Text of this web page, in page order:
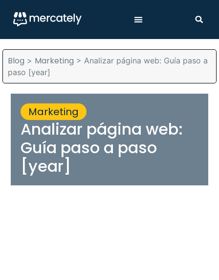
Blog > Marketing > Analizar página web: Guía paso a
paso [year]
Marketing
Analizar página web:
Guía paso a paso
[year]